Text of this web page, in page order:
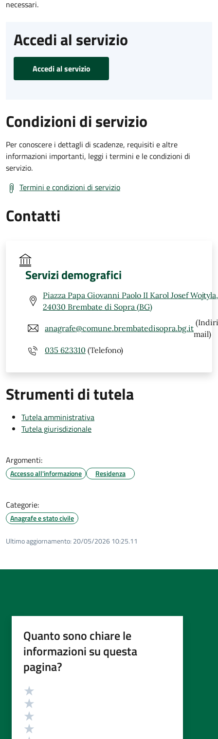
necessari.
Accedi al servizio
Accedi al servizio
Condizioni di servizio
Per conoscere i dettagli di scadenze, requisiti e altre
informazioni importanti, leggi i termini e le condizioni di
servizio.
Termini e condizioni di servizio
Contatti
Servizi demografici
Piazza Papa Giovanni Paolo II Karol Josef
24030 Brembate di Sopra (BG)
anagrafe@comune.brembatedisopra.bg.it
mail)
035 623310 (Telefono)
Strumenti di tutela
Tutela amministrativa
Tutela giurisdizionale
Argomenti:
Accesso all'informazione Residenza
Categorie:
Anagrafe e stato civile
Ultimo aggiornamento: 20/05/2026 10:25.11
Quanto sono chiare le
informazioni su questa
pagina?
Valutazione